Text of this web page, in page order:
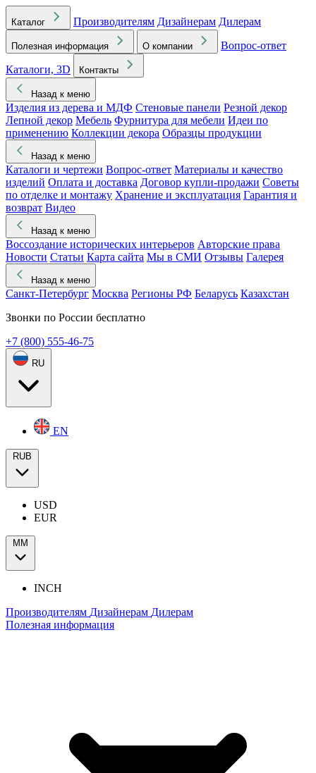
Каталог Производителям Дизайнерам Дилерам
Полезная информация О компании
Вопрос-ответ
Каталоги, 3D
Контакты
Назад к меню
Изделия из дерева и МДФ Стеновые панели Резной декор
Лепной декор Мебель Фурнитура для мебели Идеи по
применению Коллекции декора Образцы продукции
Назад к меню
Каталоги и чертежи Вопрос-ответ Материалы и качество
изделий Оплата и доставка Договор купли-продажи Советы
по отделке и монтажу Хранение и эксплуатация Гарантия и
возврат Видео
Назад к меню
Воссоздание исторических интерьеров Авторские права
Новости Статьи Карта сайта Мы в СМИ Отзывы Галерея
Назад к меню
Санкт-Петербург Москва Регионы РФ Беларусь Казахстан
Звонки по России бесплатно
+7 (800) 555-46-75
RU
EN
RUB
USD
EUR
ММ
INCH
Производителям Дизайнерам Дилерам
Полезная информация